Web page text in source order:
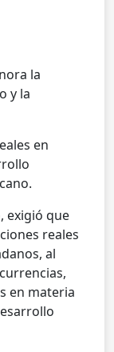
la
y la
en
exigió que
reales
al
en materia